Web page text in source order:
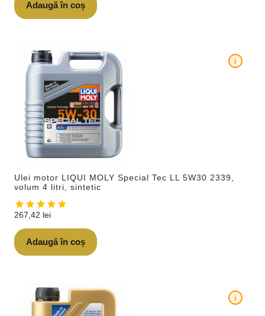
Adaugă în coș
Ulei motor LIQUI MOLY Special Tec LL 5W30 2339,
volum 4 litri, sintetic
i
267,42 lei
Adaugă în coș
i